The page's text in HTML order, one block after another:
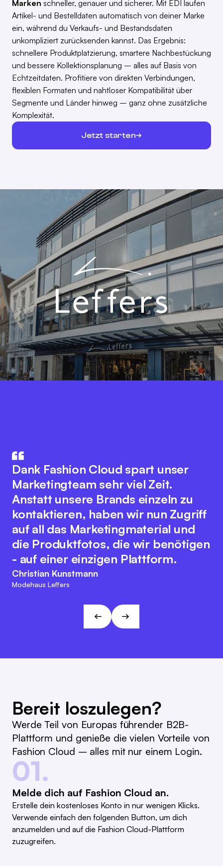
Marken schneller, genauer und sicherer. Mit EDI laufen
Artikel- und Bestelldaten automatisch von deiner Marke
ein, während du Verkaufs- und Bestandsdaten
unkompliziert zurücksenden kannst. Das Ergebnis:
schnellere Produktplatzierung, smartere Nachbestückung
und bessere Kollektionsplanung – alles auf Basis von
Echtzeitdaten. Profitiere von direkten Verbindungen,
flexiblen Formaten und nahtloser Kompatibilität über
Segmente und Länder hinweg – ganz ohne zusätzliche
Komplexität.
Jetzt starten
Die Integration unseres
Warenwirtschaftssystem mit
Fashion Cloud hat unsere internen
Abläufe deutlich verbessert. Wir
haben nun Bilder zu den einzelnen
Artikeln im System, was das interne
Reporting, unser
Retourenmanagement und die
Nachorder deutlich vereinfacht.
Marc Ramelow
Dank Fashion Cloud spart unser
Marketingteam sehr viel Zeit.
Anstatt unsere Brands einzeln zu
kontaktieren, haben wir nun Zugriff
auf all das Marketingmaterial und
die Produktfotos, die wir benötigen
- auf einer einzigen Plattform.
Christian Kunstmann
Modehaus Leffers
innovative Plattformgedanke
fördert eine nahtlose
Zusammenarbeit aller
Branchenakteure zur Optimierung
digitaler Prozesse. Dabei bewahrt
sich das Team der Fashion Cloud
ihren kundenfreundlichen und
agilen Charakter. Diese
Herangehensweise passt zu den
Bereit loszulegen?
Werde Teil von Europas führender B2B-
Plattform und genieße die vielen Vorteile von
Fashion Cloud – alles mit nur einem Login.
01.
Melde dich auf Fashion Cloud an.
Erstelle dein kostenloses Konto in nur wenigen Klicks.
Verwende einfach den folgenden Button, um dich
anzumelden und auf die Fashion Cloud-Plattform
zuzugreifen.